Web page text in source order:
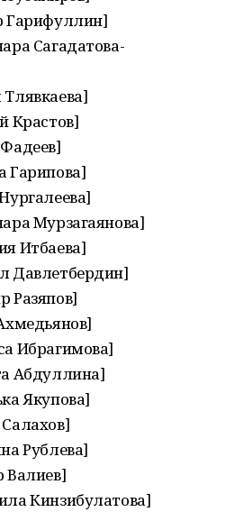
Гарифуллин]
Сагадатова-
Крастов]
Гарипова]
Мурзагаянова]
Итбаева]
Давлетбердин]
Разяпов]
Ибрагимова]
Абдуллина]
Якупова]
Рублева]
Валиев]
Кинзибулатова]